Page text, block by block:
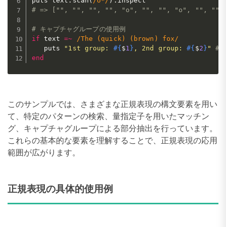
# => ["", "", "", "", "o", "", "", "o", "",
# キャプチャグループの使用例
if text =~
/The (quick) (brown) fox/
   puts
"1st group: #{ $1 } , 2nd group: #{ $2 } "
#
end
このサンプルでは、さまざまな正規表現の構文要素を用い
て、特定のパターンの検索、量指定子を用いたマッチン
グ、キャプチャグループによる部分抽出を行っています。
これらの基本的な要素を理解することで、正規表現の応用
範囲が広がります。
正規表現の具体的使用例